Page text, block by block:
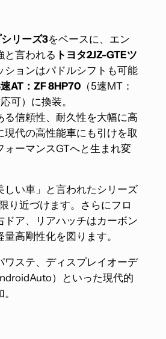
リーズ3をベースに、エン
と言われる トヨタ2JZ-GTEツ
ションはパドルシフトも可能
AT：ZF 8HP70（5速MT：
可）に換装。
る信頼性、耐久性を大幅に高
現代の高性能車にも引けを取
ォーマンスGTへと生まれ変
しい車」と言われたシリーズ
り近づけます。さらにフロ
ドア、リアハッチはカーボン
高剛性化を図ります。
ワステ、ディスプレイオーデ
）といった現代的